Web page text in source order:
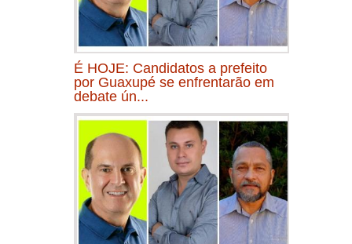
É HOJE: Candidatos a prefeito
por Guaxupé se enfrentarão em
debate ún...